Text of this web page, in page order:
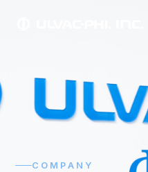
COMPANY